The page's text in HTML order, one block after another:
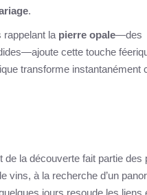
.
rappelant la pierre opale—des
cette touche
transforme instantanément
la découverte fait partie des
vins, à la recherche d’un
jours resoude les liens